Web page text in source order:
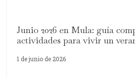
Junio 2026 en Mula: guía
actividades para vivir un
1 de junio de 2026